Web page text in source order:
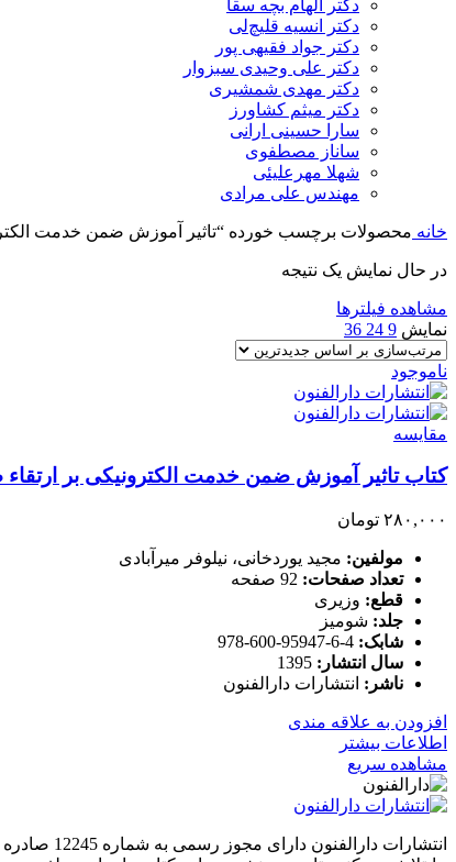
دکتر الهام بچه سقا
دکتر انسیه قلیچ‌لی
دکتر جواد فقیهی پور
دکتر علی وحیدی سبزوار
دکتر مهدی شمشیری
دکتر میثم کشاورز
سارا حسینی ارانی
ساناز مصطفوی
شهلا مهرعلیئی
مهندس علی مرادی
خانه محصولات برچسب خورده “تاثیر آموزش ضمن خدمت
در حال نمایش یک نتیجه
مشاهده فیلترها
نمایش 9
24
36
ناموجود
مقایسه
کتاب تاثیر آموزش ضمن خدمت الکترونیکی بر
۲۸۰,۰۰۰ تومان
مولفین: مجید یوردخانی، نیلوفر میرآبادی
تعداد صفحات:
قطع: وزیری
جلد: شومیز
شابک:
سال انتشار:
ناشر: انتشارات دارالفنون
افزودن به علاقه مندی
اطلاعات بیشتر
مشاهده سریع
انتشارات دارالفنون دارای مجوز رسمی به شماره 12245 صادره از معاونت امور فرهنگی وزارت فرهنگ و ارشاد اسلامی در استان تهران می‌باشد.